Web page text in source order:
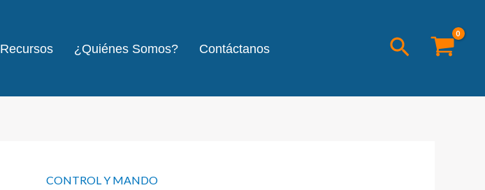
Recursos ¿Quiénes Somos? Contáctanos Buscar
CONTROL Y MANDO